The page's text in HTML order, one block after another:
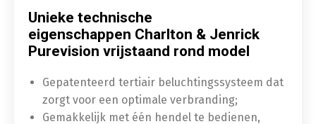
Unieke technische
eigenschappen Charlton & Jenrick
Purevision vrijstaand rond model
Gepatenteerd tertiair beluchtingssysteem dat
zorgt voor een optimale verbranding;
Gemakkelijk met één hendel te bedienen,